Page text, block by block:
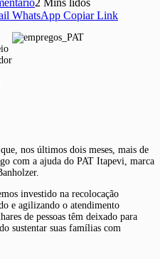
2 Mins lidos
WhatsApp Copiar Link
nos últimos dois meses, mais de
com a ajuda do PAT Itapevi, marca
investido na recolocação
e agilizando o atendimento
de pessoas têm deixado para
sustentar suas famílias com